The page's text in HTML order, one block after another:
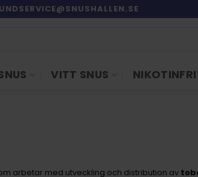
VITT SNUS
arbetar med utveckling och distribution av